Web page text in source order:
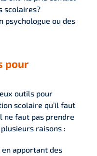
scolaires?
psychologue ou des
pour
outils pour
scolaire qu’il faut
ne faut pas prendre
raisons :
apportant des